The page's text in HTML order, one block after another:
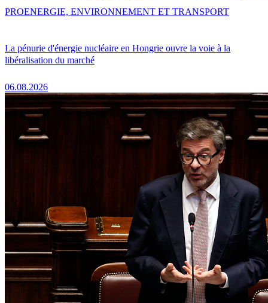
La pénurie d'énergie nucléaire en Hongrie ouvre la voie à la
libéralisation du marché
06.08.2026
PROENERGIE, ENVIRONNEMENT ET TRANSPORT